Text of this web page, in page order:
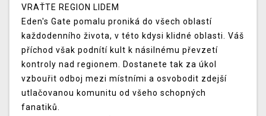
VRAŤTE REGION LIDEM
Eden's Gate pomalu proniká do všech oblastí
každodenního života, v této kdysi klidné oblasti. Váš
příchod však podnítí kult k násilnému převzetí
kontroly nad regionem. Dostanete tak za úkol
vzbouřit odboj mezi místními a osvobodit zdejší
utlačovanou komunitu od všeho schopných
fanatiků.